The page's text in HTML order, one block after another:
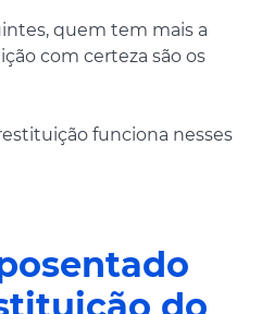
quem tem mais a
com certeza são os
funciona nesses